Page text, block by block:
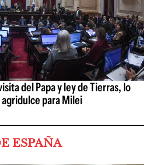
del Papa y ley de Tierras, lo
para Milei
ESPAÑA